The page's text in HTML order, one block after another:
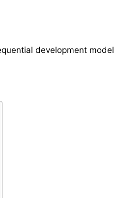
sequential development model